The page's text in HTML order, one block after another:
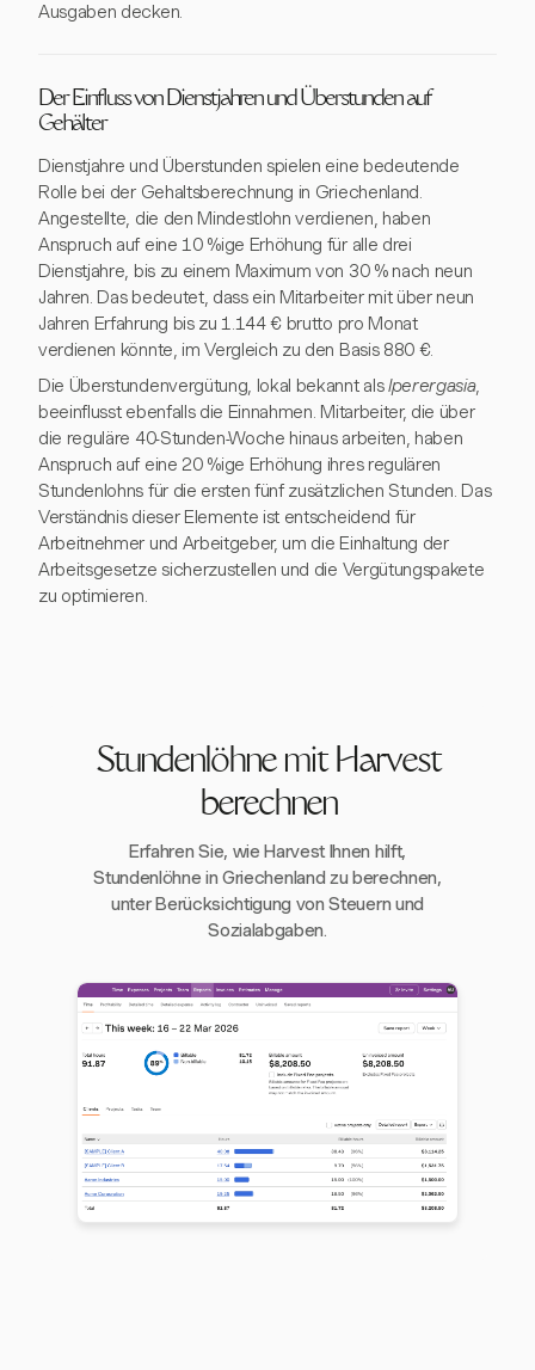
Ausgaben decken.
Der Einfluss von Dienstjahren und Überstunden auf
Gehälter
Dienstjahre und Überstunden spielen eine bedeutende
Rolle bei der Gehaltsberechnung in Griechenland.
Angestellte, die den Mindestlohn verdienen, haben
Anspruch auf eine 10 %ige Erhöhung für alle drei
Dienstjahre, bis zu einem Maximum von 30 % nach neun
Jahren. Das bedeutet, dass ein Mitarbeiter mit über neun
Jahren Erfahrung bis zu 1.144 € brutto pro Monat
verdienen könnte, im Vergleich zu den Basis 880 €.
Die Überstundenvergütung, lokal bekannt alsIperergasia,
beeinflusst ebenfalls die Einnahmen. Mitarbeiter, die über
die reguläre 40-Stunden-Woche hinaus arbeiten, haben
Anspruch auf eine 20 %ige Erhöhung ihres regulären
Stundenlohns für die ersten fünf zusätzlichen Stunden. Das
Verständnis dieser Elemente ist entscheidend für
Arbeitnehmer und Arbeitgeber, um die Einhaltung der
Arbeitsgesetze sicherzustellen und die Vergütungspakete
zu optimieren.
Stundenlöhne mit Harvest
berechnen
Erfahren Sie, wie Harvest Ihnen hilft,
Stundenlöhne in Griechenland zu berechnen,
unter Berücksichtigung von Steuern und
Sozialabgaben.